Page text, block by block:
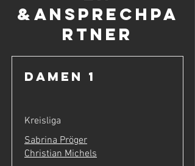
&Ansprechpa
rtner
Damen 1
Kreisliga
Sabrina Pröger
Christian Michels